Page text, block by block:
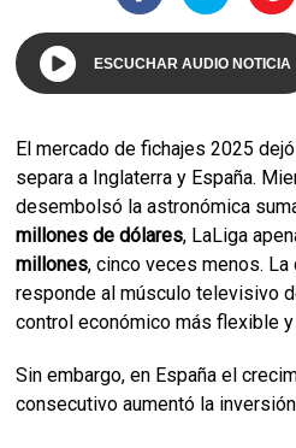
ESCUCHAR AUDIO NOTICIA
El mercado de fichajes 2025
separa a Inglaterra y España.
desembolsó la astronómica
millones de dólares, LaLiga
millones, cinco veces menos.
responde al músculo televisivo
control económico más flexible
Sin embargo, en España el
consecutivo aumentó la